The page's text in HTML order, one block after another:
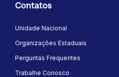
Contatos
Unidade Nacional
Organizações Estaduais
Perguntas Frequentes
Trabalhe Conosco